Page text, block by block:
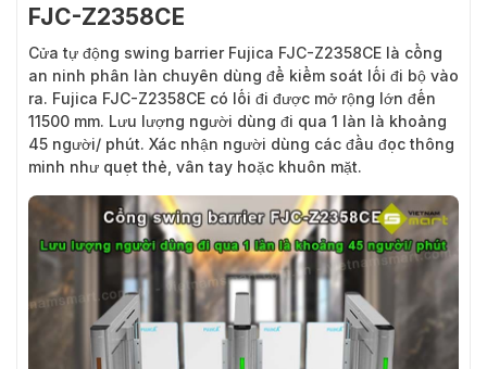
FJC-Z2358CE
Cửa tự động swing barrier Fujica FJC-Z2358CE là cổng
an ninh phân làn chuyên dùng để kiểm soát lối đi bộ vào
ra. Fujica FJC-Z2358CE có lối đi được mở rộng lớn đến
11500 mm. Lưu lượng người dùng đi qua 1 làn là khoảng
45 người/ phút. Xác nhận người dùng các đầu đọc thông
minh như quẹt thẻ, vân tay hoặc khuôn mặt.